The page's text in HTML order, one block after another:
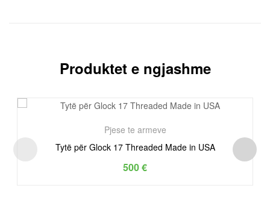
Produktet e ngjashme
Pjese te armeve
Tytë për Glock 17 Threaded Made in USA
500€